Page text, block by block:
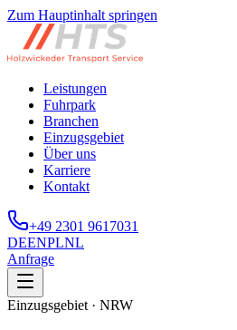
Zum Hauptinhalt springen
Leistungen
Fuhrpark
Branchen
Einzugsgebiet
Über uns
Karriere
Kontakt
+49 2301 9617031
DEENPLNL
Anfrage
Einzugsgebiet · NRW